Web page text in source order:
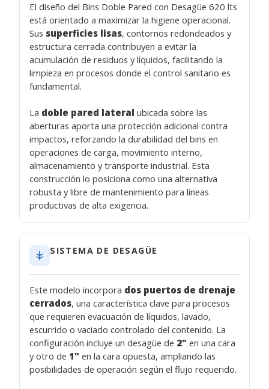
El diseño del Bins Doble Pared con Desagüe 620 lts
está orientado a maximizar la higiene operacional.
Sus superficies lisas, contornos redondeados y
estructura cerrada contribuyen a evitar la
acumulación de residuos y líquidos, facilitando la
limpieza en procesos donde el control sanitario es
fundamental.
La doble pared lateral ubicada sobre las
aberturas aporta una protección adicional contra
impactos, reforzando la durabilidad del bins en
operaciones de carga, movimiento interno,
almacenamiento y transporte industrial. Esta
construcción lo posiciona como una alternativa
robusta y libre de mantenimiento para líneas
productivas de alta exigencia.
SISTEMA DE DESAGÜE
Este modelo incorpora dos puertos de drenaje
cerrados, una característica clave para procesos
que requieren evacuación de líquidos, lavado,
escurrido o vaciado controlado del contenido. La
configuración incluye un desagüe de 2" en una cara
y otro de 1" en la cara opuesta, ampliando las
posibilidades de operación según el flujo requerido.